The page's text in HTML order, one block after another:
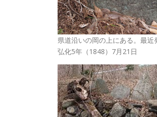
県道沿いの岡の上にある。最
弘化5年（1848）7月21日